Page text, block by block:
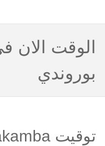
بوروندي
توقيت Makamba الأن